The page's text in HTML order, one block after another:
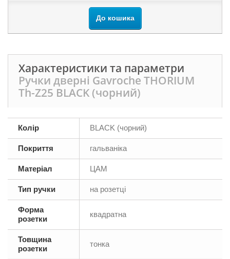
До кошика
Характеристики та параметри
Ручки дверні Gavroche THORIUM
Th-Z25 BLACK (чорний)
Колір BLACK (чорний)
Покриття гальваніка
Матеріал ЦАМ
Тип ручки на розетці
Форма
розетки
квадратна
Товщина
розетки
тонка